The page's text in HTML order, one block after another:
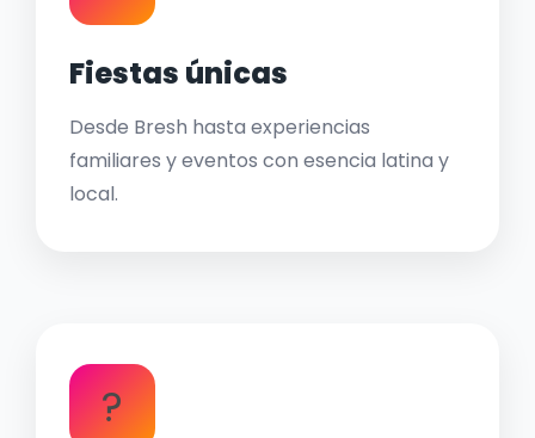
Fiestas únicas
Desde Bresh hasta experiencias
familiares y eventos con esencia latina y
local.
?